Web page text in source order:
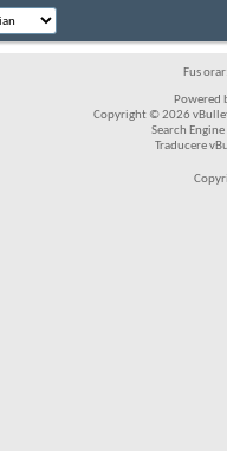
Fus
Powered
Copyright © 2026
Search
Traducere